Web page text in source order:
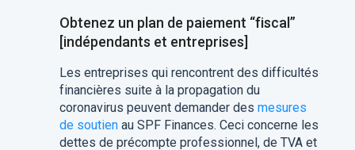
Obtenez un plan de paiement “fiscal”
[indépendants et entreprises]
Les entreprises qui rencontrent des difficultés
financières suite à la propagation du
coronavirus peuvent demander des mesures
de soutienau SPF Finances. Ceci concerne les
dettes de précompte professionnel, de TVA et